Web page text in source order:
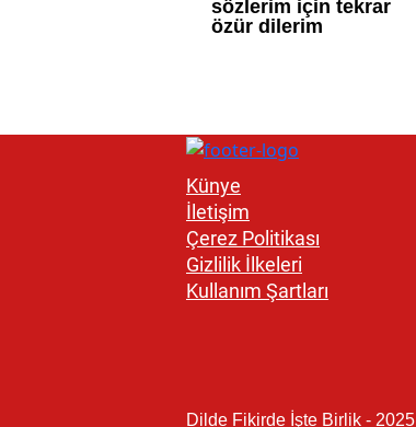
Künye
İletişim
Çerez Politikası
Gizlilik İlkeleri
Kullanım Şartları
Dilde Fikirde İşte Birlik - 2025